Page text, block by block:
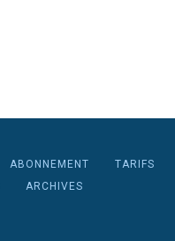
ABONNEMENT
TARIFS
ARCHIVES